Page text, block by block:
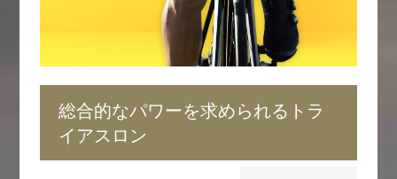
総合的なパワーを求められるトラ
イアスロン